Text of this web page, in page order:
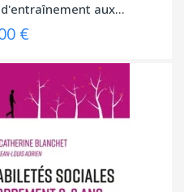
aux...
€